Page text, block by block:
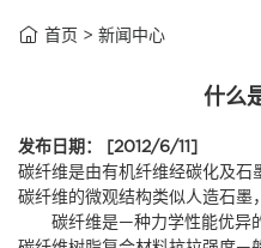
 首页 > 新闻中心
什么
发布日期： [2012/6/11]
碳纤维是由有机纤维经碳化及石
碳纤维的微观结构类似人造石墨
碳纤维是—种力学性能优异的